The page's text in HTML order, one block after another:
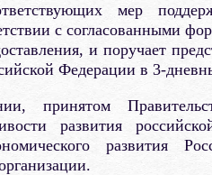
мер
с согласованными
и поручает
Федерации в 3-
принятом
развития
развития